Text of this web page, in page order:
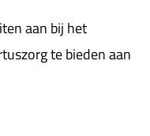
aan bij het
te bieden aan